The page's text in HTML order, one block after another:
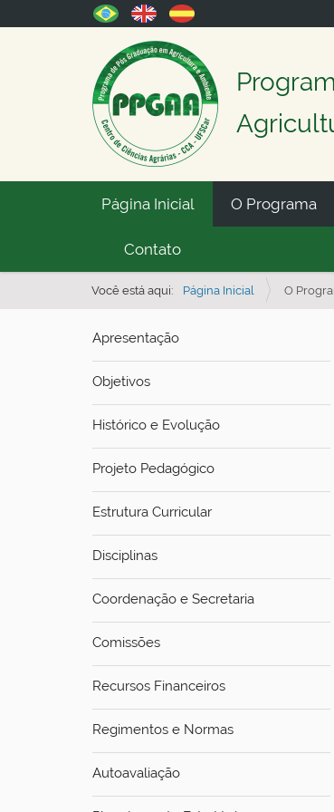
e
Página Inicial O Programa
Contato
Você está aqui: Página Inicial O
Apresentação
Objetivos
Histórico e Evolução
Projeto Pedagógico
Estrutura Curricular
Disciplinas
Coordenação e Secretaria
Comissões
Recursos Financeiros
Regimentos e Normas
Autoavaliação